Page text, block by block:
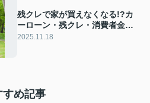
残クレで家が買えなくなる!?カ
ーローン・残クレ・消費者金融
ローンで家が 買えなくなる理由
2025.11.18
すめ記事